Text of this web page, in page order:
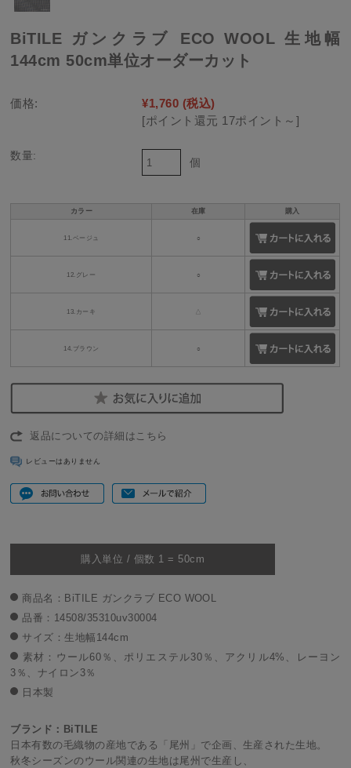
BiTILE ガンクラブ ECO WOOL 生地幅
144cm 50cm単位オーダーカット
価格: ¥1,760 (税込)
[ポイント還元 17ポイント～]
数量:
個
カラー 在庫 購入
11.ベージュ ○
12.グレー ○
13.カーキ
14.ブラウン ○
返品についての詳細はこちら
レビューはありません
購入単位 / 個数 1 = 50cm
商品名：BiTILE ガンクラブ ECO WOOL
品番：14508/35310uv30004
サイズ：生地幅144cm
素材：ウール60％、ポリエステル30％、アクリル4%、レーヨン
3％、ナイロン3％
日本製
ブランド：BiTILE
日本有数の毛織物の産地である「尾州」で企画、生産された生地。
秋冬シーズンのウール関連の生地は尾州で生産し、